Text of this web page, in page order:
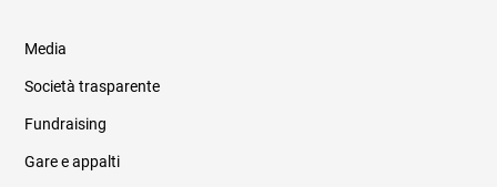
Informazioni legali e trasparenza
Media
Società trasparente
Fundraising
Gare e appalti